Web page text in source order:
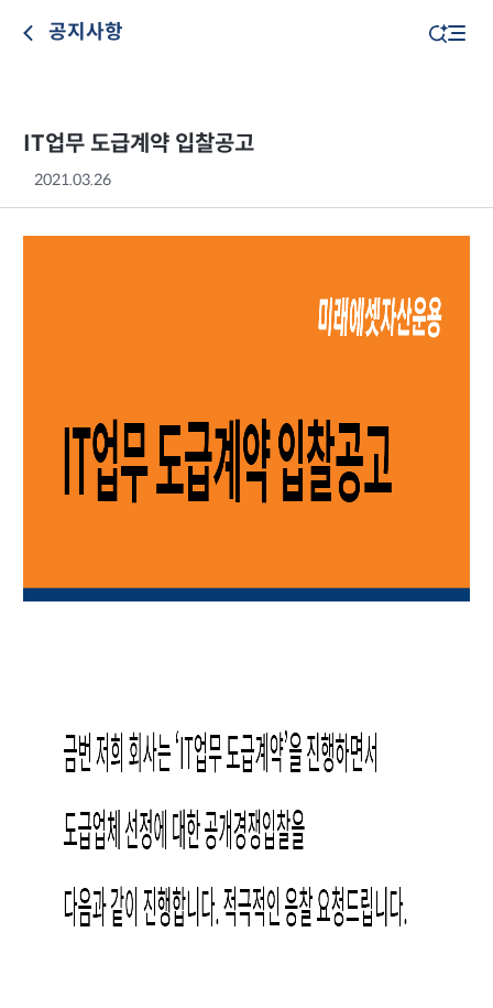
공지사항
IT업무 도급계약 입찰공고
2021.03.26